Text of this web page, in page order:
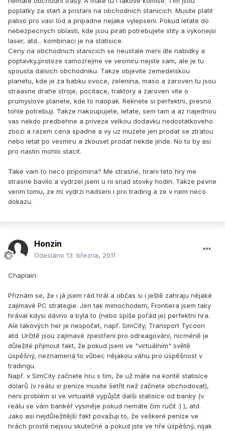
poplatky za start a pristani na obchodnich stanicich. Musite platit
palivo pro vasi lod a pripadne nejake vylepseni. Pokud letate do
nebezpecnych oblasti, kde jsou pirati potrebujete stity a vykonejsi
laser, atd... kombinaci je na statisice.
Ceny na obchodnich stanicich se neustale meni dle nabidky a
poptavky,protoze samozrejme ve vesmiru nejste sam, ale je tu
spousta dalsich obchodniku. Takze objevite zemedelskou
planetu, kde je za babku ovoce, zelenina, maso a zaroven tu jsou
straasne drahe stroje, pocitace, traktory a zaroven vite o
prumyslove planete, kde to naopak. Reknete si perfektni, presno
tohle potrebuji. Takze nakoupujete, letate, sem tam a az najednou
vas nekdo predbehne a priveze velkou dodavku nedostatkoveho
zbozi a razem cena spadne a vy uz muzete jen prodat se ztratou
nebo letat po vesmiru a zkouset prodat nekde jinde. No to by asi
pro nastin mohlo stacit.
Take vam to neco pripomina? Me strasne, hrani teto hry me
strasne bavilo a vydrzel jsem u ni snad stovky hodin. Takze pevne
verim tomu, ze mi vydrzi nadseni i pro trading a ze v nem neco
dokazu.
Honzin
Odesláno 13. března, 2011
Chaplain:
Přiznám se, že i já jsem rád hrál a občas si i ještě zahraju nějaké
zajímavé PC strategie. Jen tak mimochodem, Frontiera jsem taky
hrával kdysi dávno a byla to (nebo spíše pořád je) perfektní hra.
Ale takových her je nespočet, např. SimCity, Transport Tycoon
atd. Určitě jsou zajímavé zpestření pro odreagování, nicméně je
důležité přijmout fakt, že pokud jsem ve "virtuálním" světě
úspěšný, neznamená to vůbec nějakou váhu pro úspěšnost v
tradingu.
Např. v SimCity začnete hru s tím, že už máte na kontě statisíce
dolarů (v reálu si peníze musíte šetřit než začnete obchodovat),
není problém si ve virtualitě vypůjčit další statisíce od banky (v
reálu se vám bankéř vysměje pokud nemáte čím ručit :) ), atd.
Jako asi nejdůležitější fakt považuji to, že veškeré peníze ve
hrách prostě nejsou skutečné a pokud jste ve hře úspěšný, nijak